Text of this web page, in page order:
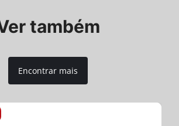
de vida.também
Encontrar mais